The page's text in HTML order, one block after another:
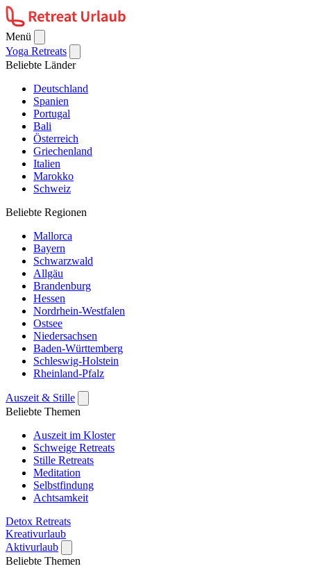
Menü
Yoga Retreats
Beliebte Länder
Deutschland
Spanien
Portugal
Bali
Österreich
Griechenland
Italien
Marokko
Schweiz
Beliebte Regionen
Mallorca
Bayern
Schwarzwald
Allgäu
Brandenburg
Hessen
Nordrhein-Westfalen
Ostsee
Niedersachsen
Baden-Württemberg
Schleswig-Holstein
Rheinland-Pfalz
Auszeit & Stille
Beliebte Themen
Auszeit im Kloster
Schweige Retreats
Stille Retreats
Meditation
Selbstfindung
Achtsamkeit
Detox Retreats
Kreativurlaub
Aktivurlaub
Beliebte Themen